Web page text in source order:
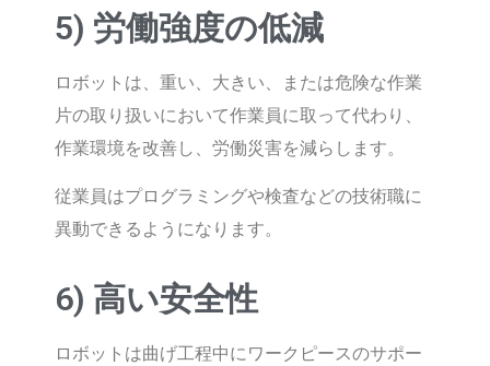
5) 労働強度の低減
ロボットは、重い、大きい、または危険な作業
片の取り扱いにおいて作業員に取って代わり、
作業環境を改善し、労働災害を減らします。
従業員はプログラミングや検査などの技術職に
異動できるようになります。
6) 高い安全性
ロボットは曲げ工程中にワークピースのサポー